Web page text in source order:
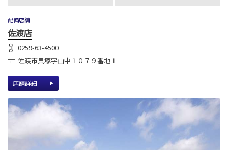
配備店舗
佐渡店
0259-63-4500
佐渡市貝塚字山中１０７９番地１
店舗詳細